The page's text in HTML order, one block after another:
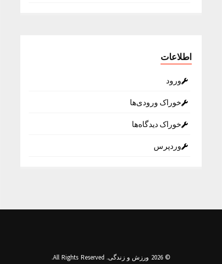
اطلاعات
ورود
خوراک ورودی‌ها
خوراک دیدگاه‌ها
وردپرس
© 2026 ورزش و زندگی. All Rights Reserved.